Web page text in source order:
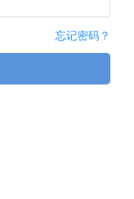
忘记密码？